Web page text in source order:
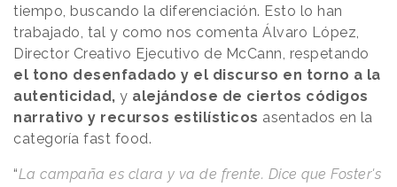
tiempo, buscando la diferenciación. Esto lo han
trabajado, tal y como nos comenta Álvaro López,
Director Creativo Ejecutivo de McCann, respetando
el tono desenfadado y el discurso en torno a la
autenticidad, y alejándose de ciertos códigos
narrativo y recursos estilísticos asentados en la
categoría fast food.
“La campaña es clara y va de frente. Dice que Foster's